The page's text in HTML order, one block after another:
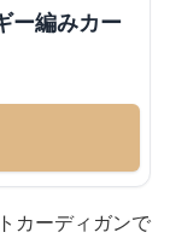
ー編みカー
カーディガンで